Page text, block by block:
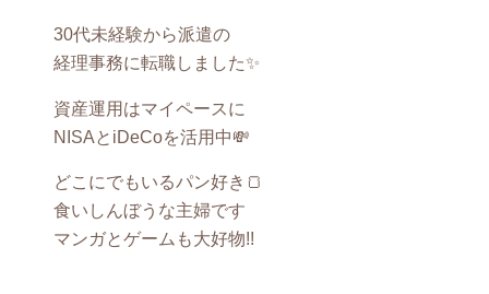
30代未経験から派遣の
経理事務に転職しました✨
資産運用はマイペースに
NISAとiDeCoを活用中💸
どこにでもいるパン好き🍞
食いしんぼうな主婦です
マンガとゲームも大好物!!